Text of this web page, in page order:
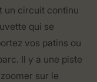
un circuit continu
qui se
vos patins ou
Il y a une piste
sur le